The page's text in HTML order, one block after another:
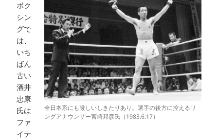
全日本系にも厳しいしきたりあり。選手の後方に控えるリ
ングアナウンサー宮崎邦彦氏（1983.6.17）
ボク
シン
グで
は、
いち
ばん
古い
酒井
忠康
氏は
ファ
イテ